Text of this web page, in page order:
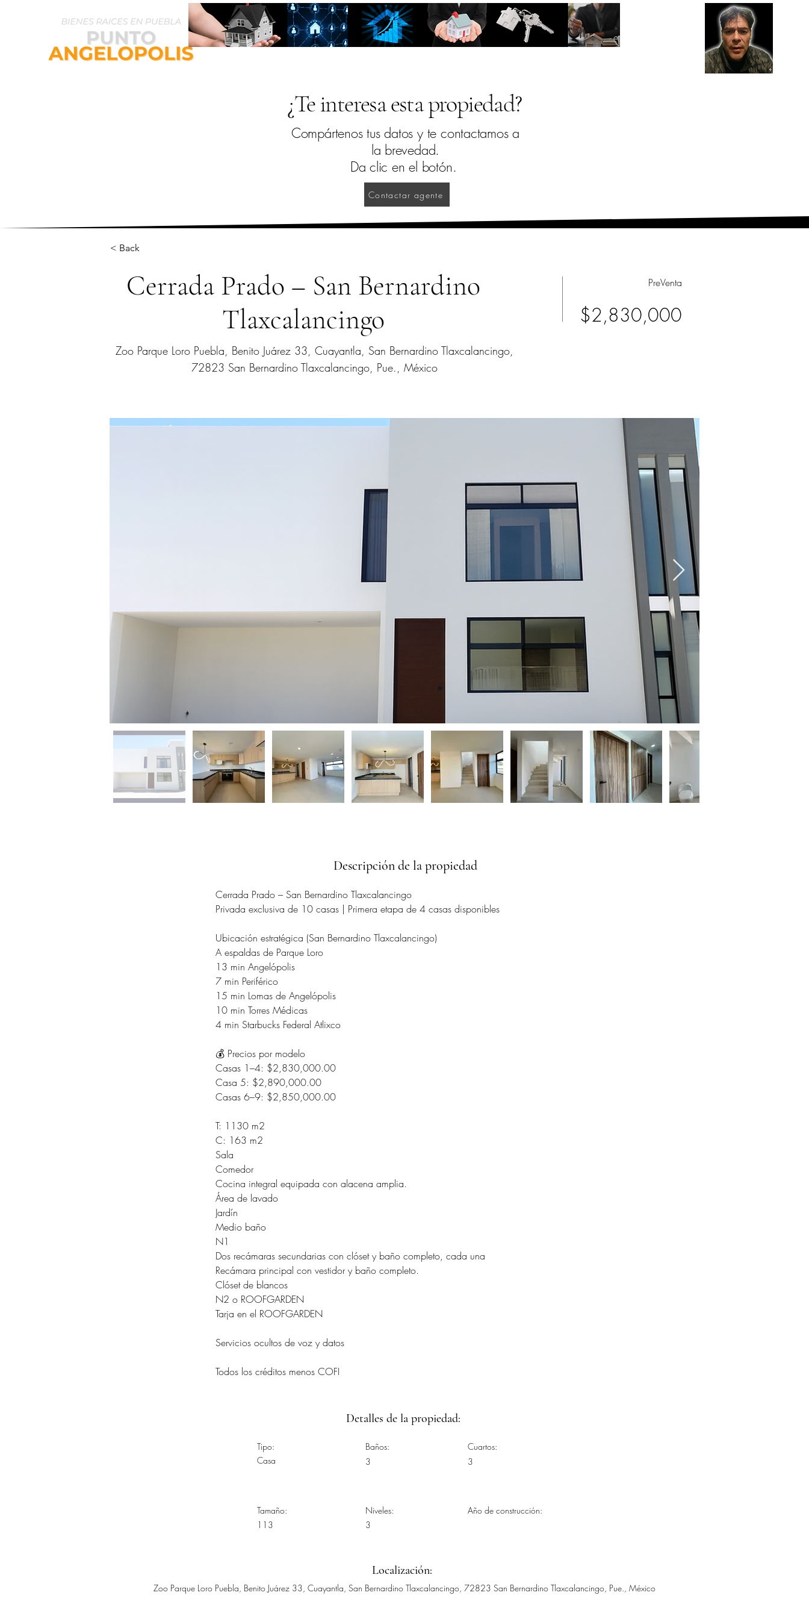
¿Te interesa esta propiedad?
Compártenos tus datos y te contactamos a
la brevedad.
Da clic en el botón.
Contactar agente
< Back
Cerrada Prado – San Bernardino
Tlaxcalancingo
Zoo Parque Loro Puebla, Benito Juárez 33, Cuayantla, San Bernardino Tlaxcalancingo,
72823 San Bernardino Tlaxcalancingo, Pue., México
PreVenta
$2,830,000
Descripción de la propiedad
Cerrada Prado – San Bernardino Tlaxcalancingo
Privada exclusiva de 10 casas | Primera etapa de 4 casas disponibles
Ubicación estratégica (San Bernardino Tlaxcalancingo)
A espaldas de Parque Loro
13 min Angelópolis
7 min Periférico
15 min Lomas de Angelópolis
10 min Torres Médicas
4 min Starbucks Federal Atlixco
💰 Precios por modelo
Casas 1–4: $2,830,000.00
Casa 5: $2,890,000.00
Casas 6–9: $2,850,000.00
T: 1130 m2
C: 163 m2
Sala
Comedor
Cocina integral equipada con alacena amplia.
Área de lavado
Jardín
Medio baño
N1
Dos recámaras secundarias con clóset y baño completo, cada una
Recámara principal con vestidor y baño completo.
Clóset de blancos
N2 o ROOFGARDEN
Tarja en el ROOFGARDEN
Servicios ocultos de voz y datos
Todos los créditos menos COFI
Detalles de la propiedad:
Tipo:
Casa
Baños:
3
Cuartos:
3
Tamaño:
113
Niveles:
3
Año de construcción:
Localización:
Zoo Parque Loro Puebla, Benito Juárez 33, Cuayantla, San Bernardino Tlaxcalancingo, 72823 San Bernardino Tlaxcalancingo, Pue., México